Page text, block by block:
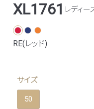
XL1761 レディー
RE(レッド)
サイズ
50